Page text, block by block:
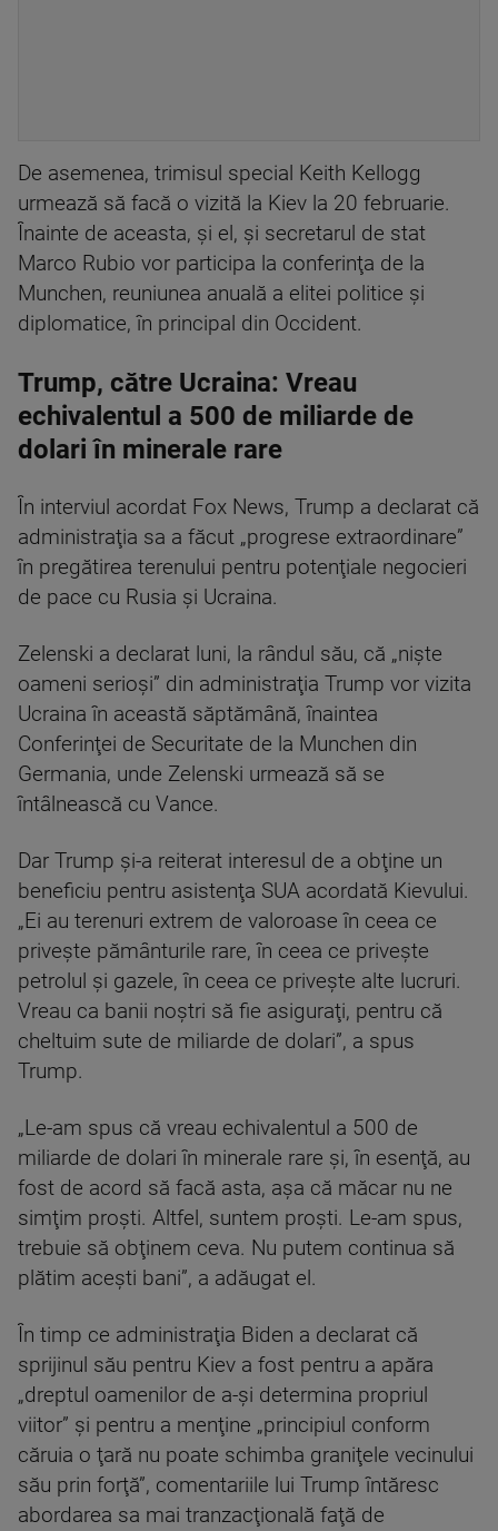
De asemenea, trimisul special Keith Kellogg
urmează să facă o vizită la Kiev la 20 februarie.
Înainte de aceasta, şi el, şi secretarul de stat
Marco Rubio vor participa la conferinţa de la
Munchen, reuniunea anuală a elitei politice şi
diplomatice, în principal din Occident.
Trump, către Ucraina: Vreau
echivalentul a 500 de miliarde de
dolari în minerale rare
În interviul acordat Fox News, Trump a declarat că
administraţia sa a făcut „progrese extraordinare”
în pregătirea terenului pentru potenţiale negocieri
de pace cu Rusia şi Ucraina.
Zelenski a declarat luni, la rândul său, că „nişte
oameni serioşi” din administraţia Trump vor vizita
Ucraina în această săptămână, înaintea
Conferinţei de Securitate de la Munchen din
Germania, unde Zelenski urmează să se
întâlnească cu Vance.
Dar Trump şi-a reiterat interesul de a obţine un
beneficiu pentru asistenţa SUA acordată Kievului.
„Ei au terenuri extrem de valoroase în ceea ce
priveşte pământurile rare, în ceea ce priveşte
petrolul şi gazele, în ceea ce priveşte alte lucruri.
Vreau ca banii noştri să fie asiguraţi, pentru că
cheltuim sute de miliarde de dolari”, a spus
Trump.
„Le-am spus că vreau echivalentul a 500 de
miliarde de dolari în minerale rare şi, în esenţă, au
fost de acord să facă asta, aşa că măcar nu ne
simţim proşti. Altfel, suntem proşti. Le-am spus,
trebuie să obţinem ceva. Nu putem continua să
plătim aceşti bani”, a adăugat el.
În timp ce administraţia Biden a declarat că
sprijinul său pentru Kiev a fost pentru a apăra
„dreptul oamenilor de a-şi determina propriul
viitor” şi pentru a menţine „principiul conform
căruia o ţară nu poate schimba graniţele vecinului
său prin forţă”, comentariile lui Trump întăresc
abordarea sa mai tranzacţională faţă de